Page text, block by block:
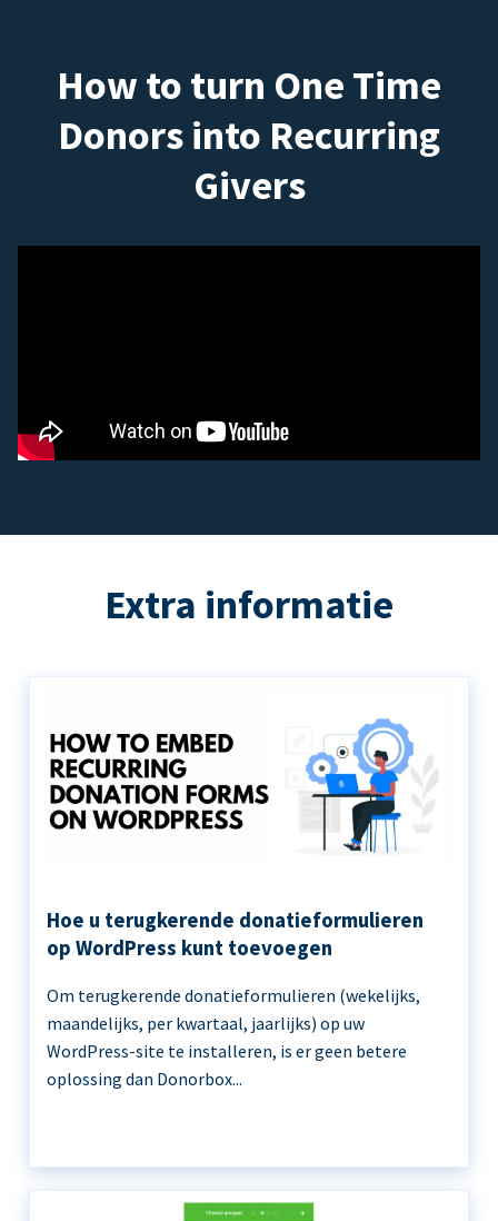
How to turn One Time
Donors into Recurring
Givers
Extra informatie
Hoe u terugkerende donatieformulieren
op WordPress kunt toevoegen
Om terugkerende donatieformulieren (wekelijks,
maandelijks, per kwartaal, jaarlijks) op uw
WordPress-site te installeren, is er geen betere
oplossing dan Donorbox...